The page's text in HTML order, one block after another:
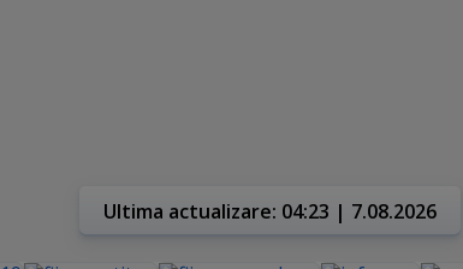
Ultima actualizare: 04:23 | 7.08.2026